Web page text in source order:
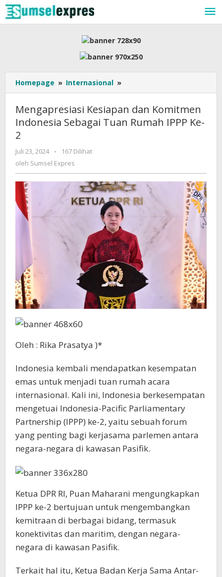
Lewati
ke
konten
Homepage » Internasional »
Kesiapan
Komitmen
Indonesia
Ke-
2
Mengapresiasi Kesiapan dan Komitmen
Indonesia Sebagai Tuan Rumah IPPP Ke-
2
Juli 23, 2024
oleh
Sumsel
Expres
-
167 Dilihat
oleh Sumsel Expres
Oleh : Rika Prasatya )*
Indonesia kembali mendapatkan kesempatan
emas untuk menjadi tuan rumah acara
internasional. Kali ini, Indonesia berkesempatan
mengetuai Indonesia-Pacific Parliamentary
Partnership (IPPP) ke-2, yaitu sebuah forum
yang penting bagi kerjasama parlemen antara
negara-negara di kawasan Pasifik.
Ketua DPR RI, Puan Maharani mengungkapkan
IPPP ke-2 bertujuan untuk mengembangkan
kemitraan di berbagai bidang, termasuk
konektivitas dan maritim, dengan negara-
negara di kawasan Pasifik.
Terkait hal itu, Ketua Badan Kerja Sama Antar-